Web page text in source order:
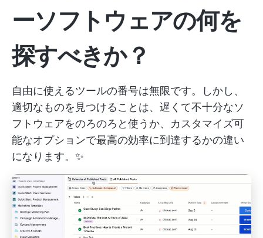
ーソフトウェアの何を
探すべきか？
自由に使えるツールの番号は無限です。しかし、
適切なものを見つけることは、遅くて不十分なソ
フトウェアをのろのろと使うか、カスタマイズ可
能なオプションで最高の効率に到達するかの違い
になります。✨